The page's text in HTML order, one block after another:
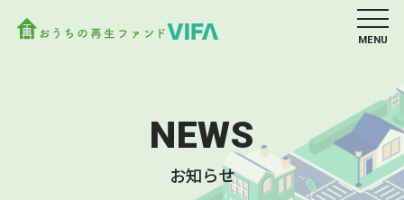
MENU
NEWS
お知らせ